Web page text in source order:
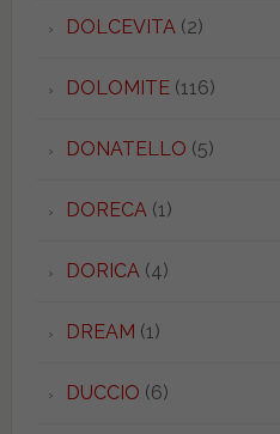
DOLCEVITA(2)
DOLOMITE(116)
DONATELLO (5)
DORECA(1)
DORICA(4)
DREAM (1)
DUCCIO (6)